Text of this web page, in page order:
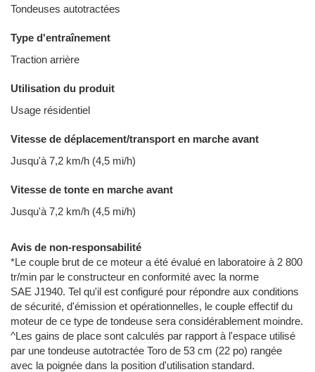
Tondeuses autotractées
Type d'entraînement
Traction arrière
Utilisation du produit
Usage résidentiel
Vitesse de déplacement/transport en marche avant
Jusqu'à 7,2 km/h (4,5 mi/h)
Vitesse de tonte en marche avant
Jusqu'à 7,2 km/h (4,5 mi/h)
Avis de non-responsabilité
*Le couple brut de ce moteur a été évalué en laboratoire à 2 800
tr/min par le constructeur en conformité avec la norme
SAE J1940. Tel qu'il est configuré pour répondre aux conditions
de sécurité, d'émission et opérationnelles, le couple effectif du
moteur de ce type de tondeuse sera considérablement moindre.
^Les gains de place sont calculés par rapport à l'espace utilisé
par une tondeuse autotractée Toro de 53 cm (22 po) rangée
avec la poignée dans la position d'utilisation standard.